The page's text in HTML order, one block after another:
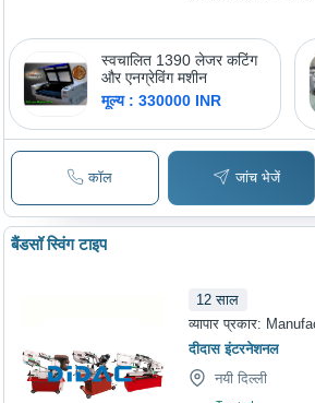
स्वचालित 1390 लेजर कटिंग
और एनग्रेविंग मशीन
मूल्य : 330000 INR
कॉल जांच भेजें
बैंडसॉ स्विंग टाइप
12 साल
व्यापार प्रकार:
दीदास इंटरनेशनल
नयी दिल्ली